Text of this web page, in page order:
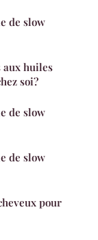
de slow
aux huiles
soi?
de slow
de slow
pour